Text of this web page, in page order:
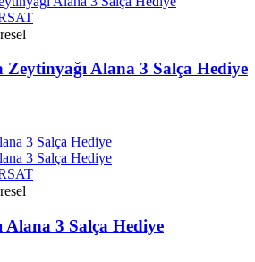
Zeytinyağı Alana 3 Salça Hediye
Alana 3 Salça Hediye